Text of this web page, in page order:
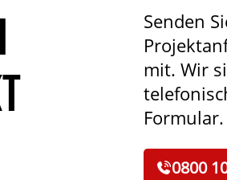
Senden
mit. Wir
Formular.
0800